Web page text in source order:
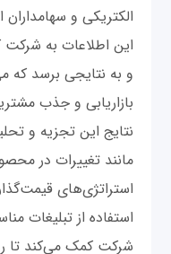
الکتریکی و
این اطلاعات به
و به نتایجی برسد که
بازاریابی و جذب
نتایج این تجزیه و
مانند تغییرات در
استراتژی‌های
استفاده از تبلیغات
شرکت کمک می‌کند تا